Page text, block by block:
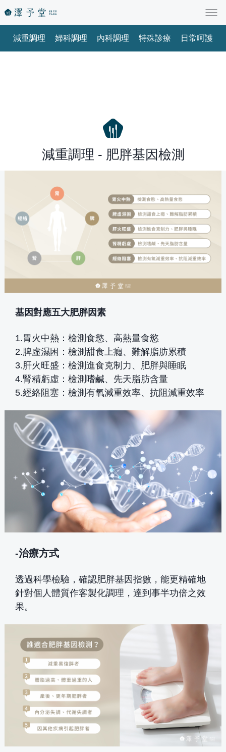
減重調理 婦科調理 內科調理 特殊診療 日常呵護
減重調理 - 肥胖基因檢測
基因對應五大肥胖因素
1.胃火中熱：檢測食慾、高熱量食慾
2.脾虛濕困：檢測甜食上癮、難解脂肪累積
3.肝火旺盛：檢測進食克制力、肥胖與睡眠
4.腎精虧虛：檢測嗜鹹、先天脂肪含量
5.經絡阻塞：檢測有氧減重效率、抗阻減重效率
-治療方式
透過科學檢驗，確認肥胖基因指數，能更精確地
針對個人體質作客製化調理，達到事半功倍之效
果。